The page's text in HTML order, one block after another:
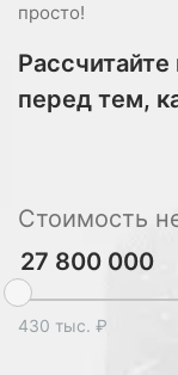
просто!
перед тем,
Стоимость
430 тыс. ₽